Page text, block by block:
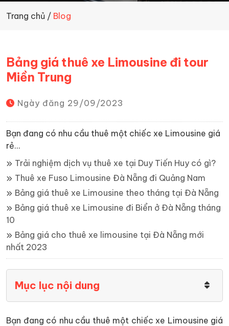
Trang chủ Blog
Bảng giá thuê xe Limousine đi tour
Miền Trung
Ngày đăng 29/09/2023
Bạn đang có nhu cầu thuê một chiếc xe Limousine giá
rẻ...
Trải nghiệm dịch vụ thuê xe tại Duy Tiến Huy có gì?
Thuê xe Fuso Limousine Đà Nẵng đi Quảng Nam
Bảng giá thuê xe Limousine theo tháng tại Đà Nẵng
Bảng giá thuê xe Limousine đi Biển ở Đà Nẵng tháng
10
Bảng giá cho thuê xe limousine tại Đà Nẵng mới
nhất 2023
Mục lục nội dung
Bạn đang có nhu cầu thuê một chiếc xe Limousine giá